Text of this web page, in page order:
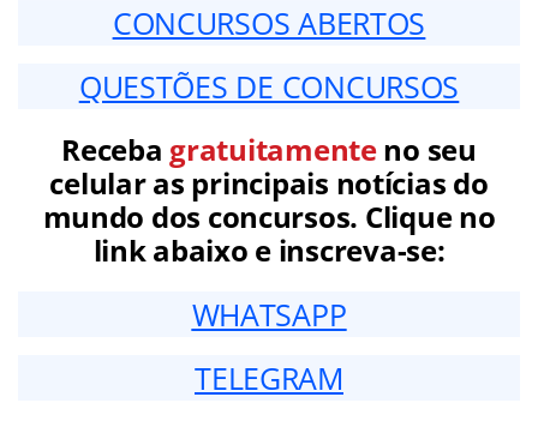
CONCURSOS ABERTOS
QUESTÕES DE CONCURSOS
Receba gratuitamenteno seu
celular as principais notícias do
mundo dos concursos. Clique no
link abaixo e inscreva-se:
WHATSAPP
TELEGRAM